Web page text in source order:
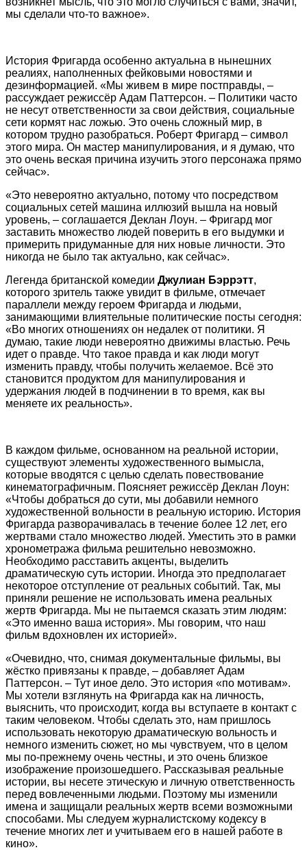
мы сделали что-то важное».
История Фригарда особенно актуальна в нынешних
реалиях, наполненных фейковыми новостями и
дезинформацией. «Мы живем в мире постправды, –
рассуждает режиссёр Адам Паттерсон. – Политики часто
не несут ответственности за свои действия, социальные
сети кормят нас ложью. Это очень сложный мир, в
котором трудно разобраться. Роберт Фригард – символ
этого мира. Он мастер манипулирования, и я думаю, что
это очень веская причина изучить этого персонажа прямо
сейчас».
«Это невероятно актуально, потому что посредством
социальных сетей машина иллюзий вышла на новый
уровень, – соглашается Деклан Лоун. – Фригард мог
заставить множество людей поверить в его выдумки и
примерить придуманные для них новые личности. Это
никогда не было так актуально, как сейчас».
Легенда британской комедии Джулиан Бэррэтт,
которого зритель также увидит в фильме, отмечает
параллели между героем Фригарда и людьми,
занимающими влиятельные политические посты сегодня:
«Во многих отношениях он недалек от политики. Я
думаю, такие люди невероятно движимы властью. Речь
идет о правде. Что такое правда и как люди могут
изменить правду, чтобы получить желаемое. Всё это
становится продуктом для манипулирования и
удержания людей в подчинении в то время, как вы
меняете их реальность».
В каждом фильме, основанном на реальной истории,
существуют элементы художественного вымысла,
которые вводятся с целью сделать повествование
кинематографичным. Поясняет режиссёр Деклан Лоун:
«Чтобы добраться до сути, мы добавили немного
художественной вольности в реальную историю. История
Фригарда разворачивалась в течение более 12 лет, его
жертвами стало множество людей. Уместить это в рамки
хронометража фильма решительно невозможно.
Необходимо расставить акценты, выделить
драматическую суть истории. Иногда это предполагает
некоторое отступление от реальных событий. Так, мы
приняли решение не использовать имена реальных
жертв Фригарда. Мы не пытаемся сказать этим людям:
«Это именно ваша история». Мы говорим, что наш
фильм вдохновлен их историей».
«Очевидно, что, снимая документальные фильмы, вы
жёстко привязаны к правде, – добавляет Адам
Паттерсон. – Тут иное дело. Это история «по мотивам».
Мы хотели взглянуть на Фригарда как на личность,
выяснить, что происходит, когда вы вступаете в контакт с
таким человеком. Чтобы сделать это, нам пришлось
использовать некоторую драматическую вольность и
немного изменить сюжет, но мы чувствуем, что в целом
мы по-прежнему очень честны, и это очень близкое
изображение произошедшего. Рассказывая реальные
истории, вы несете этическую и личную ответственность
перед вовлеченными людьми. Поэтому мы изменили
имена и защищали реальных жертв всеми возможными
способами. Мы следуем журналистскому кодексу в
течение многих лет и учитываем его в нашей работе в
кино».